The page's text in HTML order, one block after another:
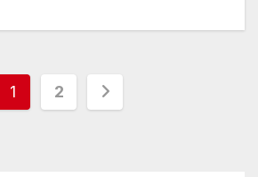
Posts
1 2